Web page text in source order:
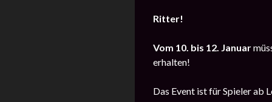
Ritter!
Vom 10. bis 12. Januar
erhalten!
Das Event ist für Spieler ab